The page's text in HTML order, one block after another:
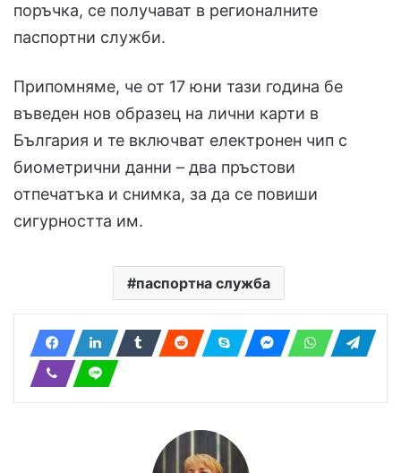
поръчка, се получават в регионалните
паспортни служби.
Припомняме, че от 17 юни тази година бе
въведен нов образец на лични карти в
България и те включват електронен чип с
биометрични данни – два пръстови
отпечатъка и снимка, за да се повиши
сигурността им.
паспортна служба